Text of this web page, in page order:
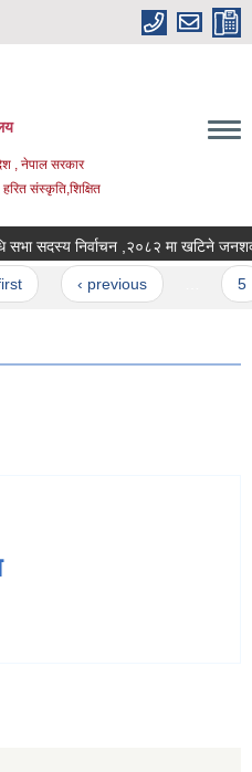
, नेपाल सरकार
संस्कृति,शिक्षित
प्रतिनिधि सभा सदस्य निर्वाचन ,२०८२ मा
‹ previous